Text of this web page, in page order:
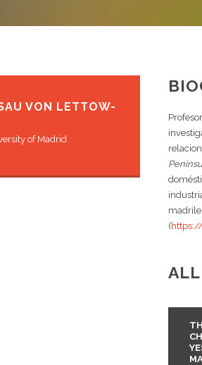
VON LETTOW-
of Madrid
(